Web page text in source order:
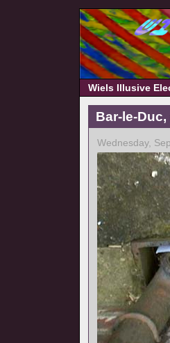
Wiels Illusive
Bar-le-
Wednesday,